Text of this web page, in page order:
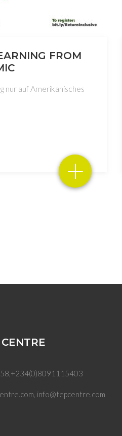
FROM
nur auf Amerikanisches
info@tepcentre.com